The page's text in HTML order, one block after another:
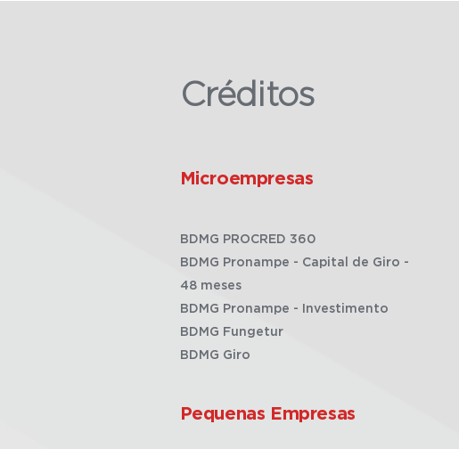
Créditos
Microempresas
BDMG PROCRED 360
BDMG Pronampe - Capital de Giro -
48 meses
BDMG Pronampe - Investimento
BDMG Fungetur
BDMG Giro
Pequenas Empresas